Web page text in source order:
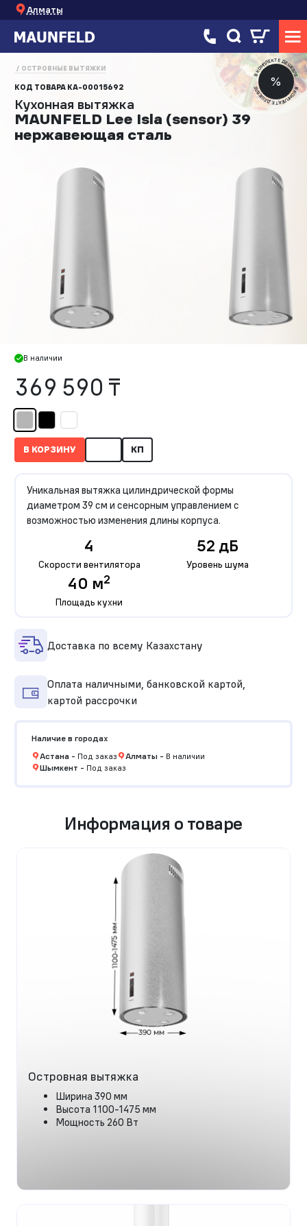
Алматы
%
В КОМПЛЕКТЕ ДЕШЕВЛЕ
В КОМПЛЕКТЕ ДЕШЕВЛЕ
ОСТРОВНЫЕ ВЫТЯЖКИ
КОД ТОВАРА КА-00015692
Кухонная вытяжка
MAUNFELD Lee Isla (sensor) 39
нержавеющая сталь
В наличии
369 590 ₸
В КОРЗИНУ КП
Уникальная вытяжка цилиндрической формы
диаметром 39 см и сенсорным управлением с
возможностью изменения длины корпуса.
4
Скорости вентилятора
52 дБ
Уровень шума
40 м2
Площадь кухни
Доставка по всему Казахстану
Оплата наличными, банковской картой,
картой рассрочки
Наличие в городах
Астана- Под заказ Алматы- В наличии
Шымкент - Под заказ
Информация о товаре
Островная вытяжка
Ширина 390 мм
Высота 1100-1475 мм
Мощность 260 Вт